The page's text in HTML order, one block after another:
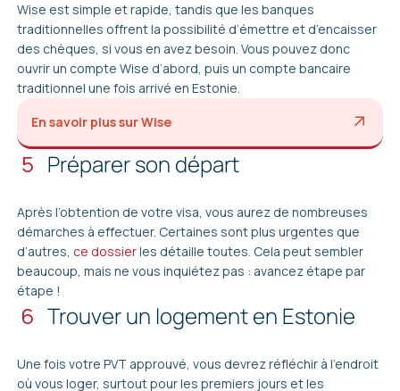
Wise est simple et rapide, tandis que les banques
traditionnelles offrent la possibilité d’émettre et d’encaisser
des chèques, si vous en avez besoin. Vous pouvez donc
ouvrir un compte Wise d’abord, puis un compte bancaire
traditionnel une fois arrivé en Estonie.
En savoir plus sur Wise
5 Préparer son départ
Après l’obtention de votre visa, vous aurez de nombreuses
démarches à effectuer. Certaines sont plus urgentes que
d’autres, ce dossierles détaille toutes. Cela peut sembler
beaucoup, mais ne vous inquiétez pas : avancez étape par
étape !
6 Trouver un logement en Estonie
Une fois votre PVT approuvé, vous devrez réfléchir à l’endroit
où vous loger, surtout pour les premiers jours et les